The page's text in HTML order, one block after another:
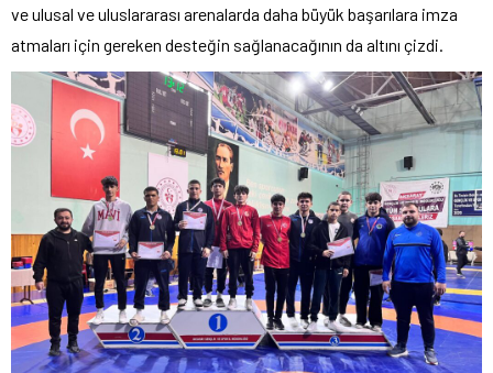
ve ulusal ve uluslararası arenalarda daha büyük başarılara imza
atmaları için gereken desteğin sağlanacağının da altını çizdi.